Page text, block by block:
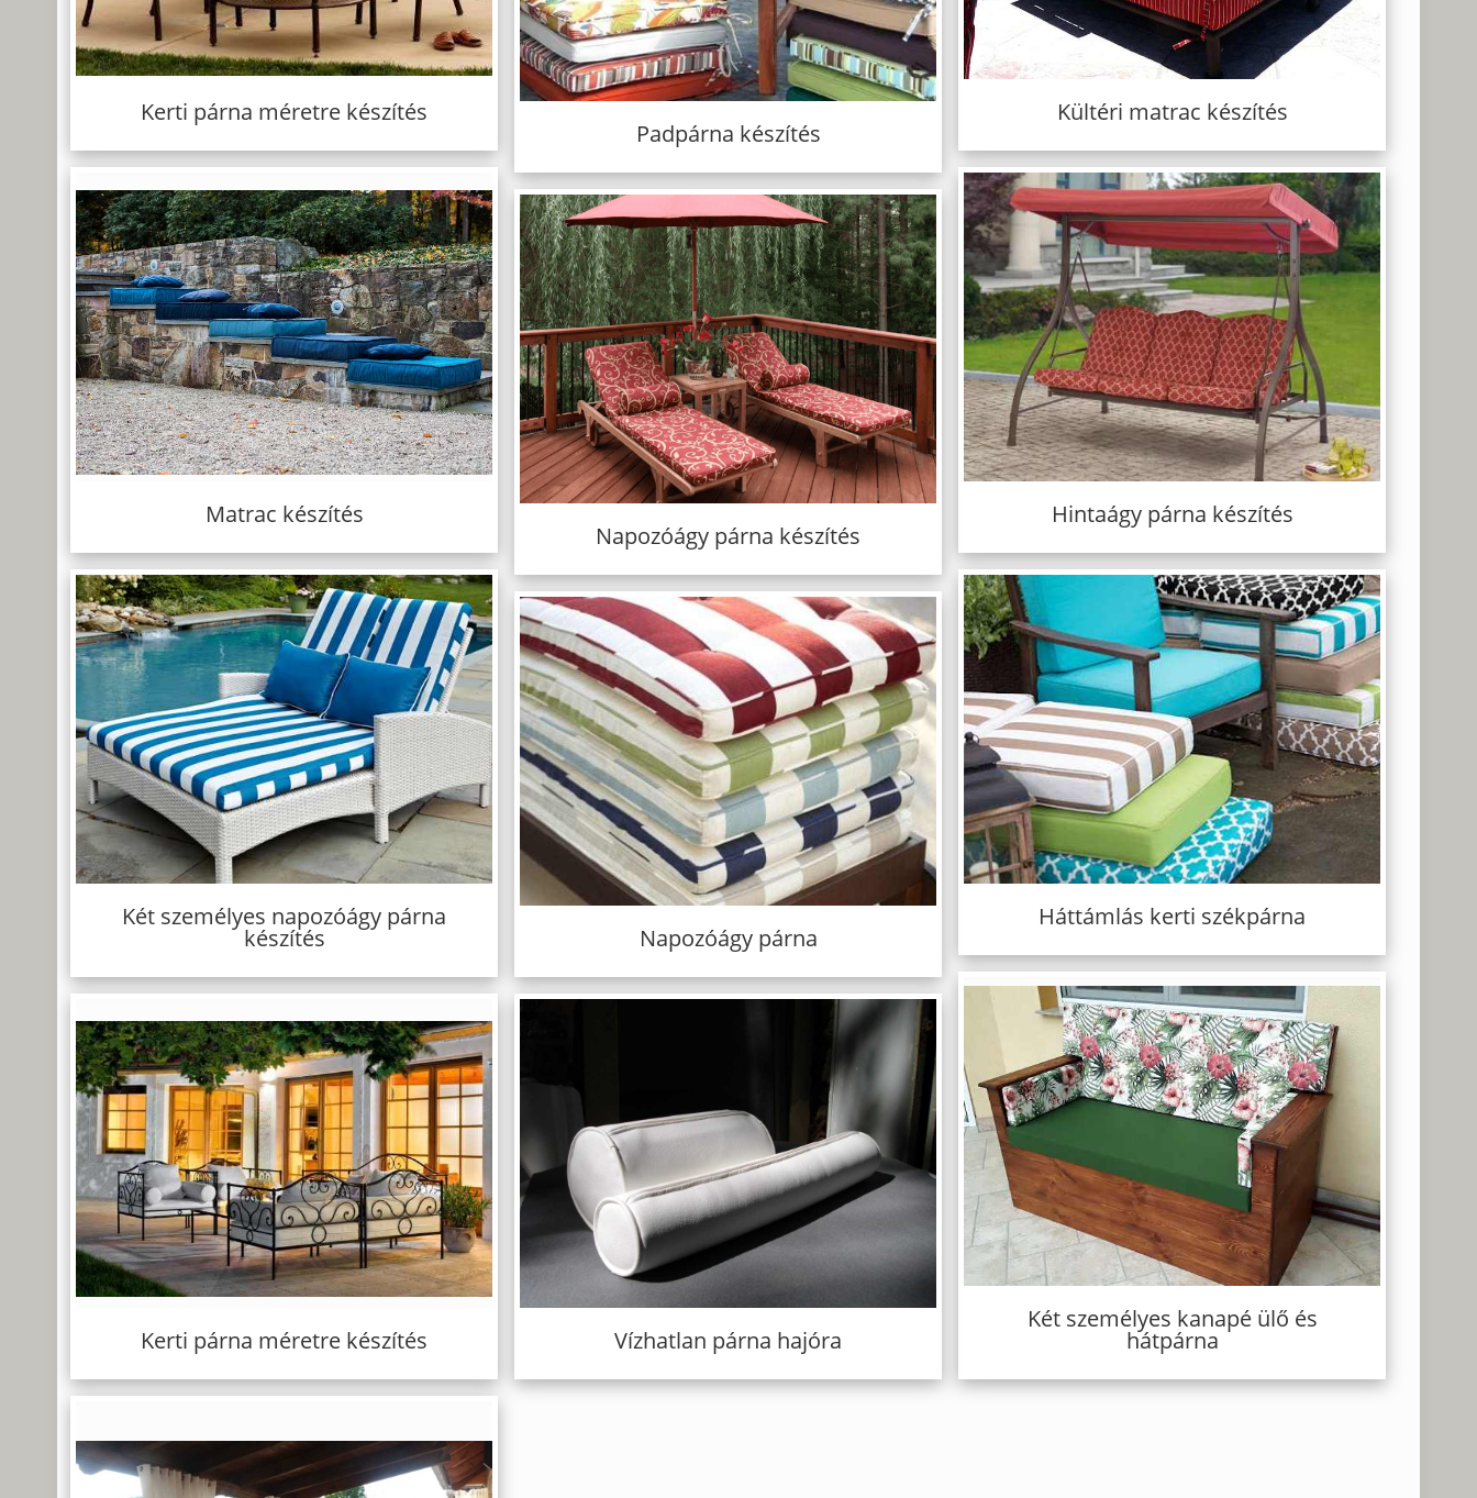
Kerti párna méretre készítés Kültéri matrac készítés
Padpárna készítés
Matrac készítés Hintaágy párna készítés
Napozóágy párna készítés
Két személyes napozóágy párna
készítés
Háttámlás kerti székpárna
Napozóágy párna
Két személyes kanapé ülő és
hátpárna
Kerti párna méretre készítés Vízhatlan párna hajóra